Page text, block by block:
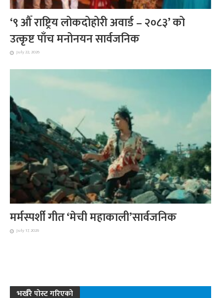
‘९ औँ राष्ट्रिय लोकदोहोरी अवार्ड – २०८३’ को
उत्कृष्ट पाँच मनोनयन सार्वजनिक
July 22, 2026
मर्मस्पर्शी गीत ‘मेची महाकाली’सार्वजनिक
July 17, 2026
भर्खरै पोस्ट गरिएको